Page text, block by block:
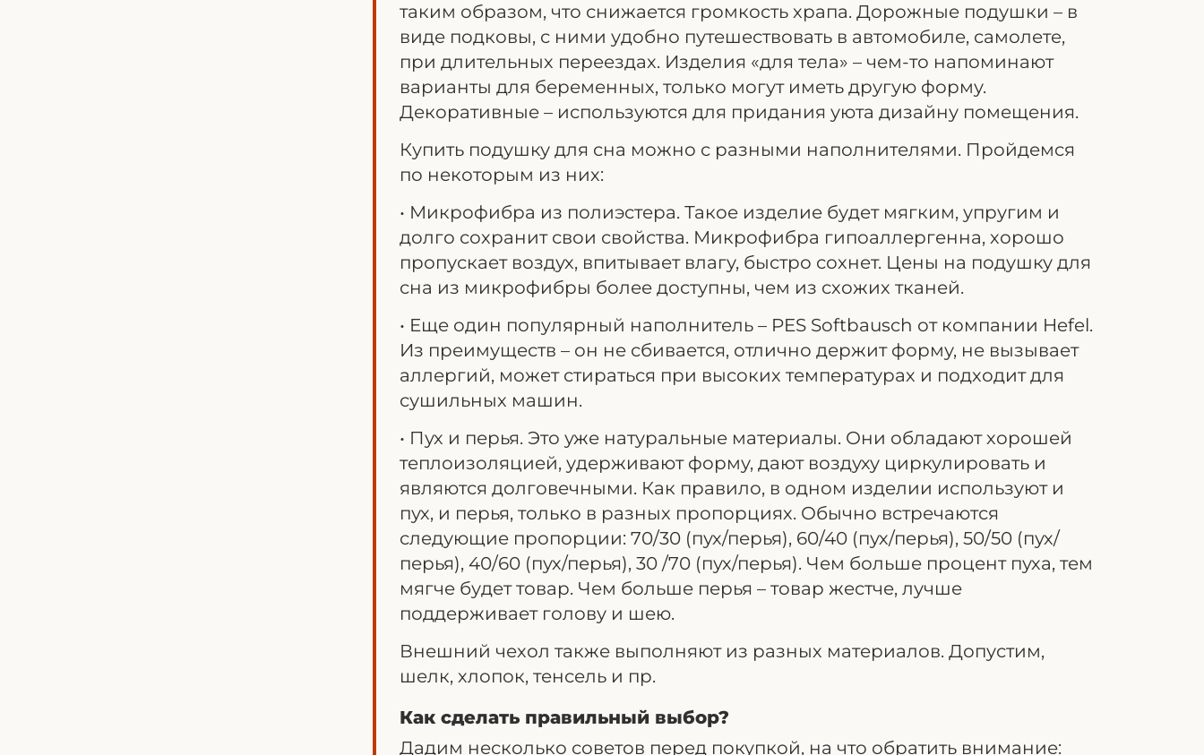
таким образом, что снижается громкость храпа. Дорожные подушки – в
виде подковы, с ними удобно путешествовать в автомобиле, самолете,
при длительных переездах. Изделия «для тела» – чем-то напоминают
варианты для беременных, только могут иметь другую форму.
Декоративные – используются для придания уюта дизайну помещения.
Купить подушку для сна можно с разными наполнителями. Пройдемся
по некоторым из них:
• Микрофибра из полиэстера. Такое изделие будет мягким, упругим и
долго сохранит свои свойства. Микрофибра гипоаллергенна, хорошо
пропускает воздух, впитывает влагу, быстро сохнет. Цены на подушку для
сна из микрофибры более доступны, чем из схожих тканей.
• Еще один популярный наполнитель – PES Softbausch от компании Hefel.
Из преимуществ – он не сбивается, отлично держит форму, не вызывает
аллергий, может стираться при высоких температурах и подходит для
сушильных машин.
• Пух и перья. Это уже натуральные материалы. Они обладают хорошей
теплоизоляцией, удерживают форму, дают воздуху циркулировать и
являются долговечными. Как правило, в одном изделии используют и
пух, и перья, только в разных пропорциях. Обычно встречаются
следующие пропорции: 70/30 (пух/перья), 60/40 (пух/перья), 50/50 (пух/
перья), 40/60 (пух/перья), 30 /70 (пух/перья). Чем больше процент пуха, тем
мягче будет товар. Чем больше перья – товар жестче, лучше
поддерживает голову и шею.
Внешний чехол также выполняют из разных материалов. Допустим,
шелк, хлопок, тенсель и пр.
Как сделать правильный выбор?
Дадим несколько советов перед покупкой, на что обратить внимание: